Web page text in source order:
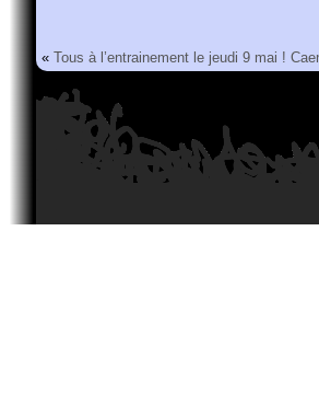
« Tous à l’entrainement le jeudi 9 mai !